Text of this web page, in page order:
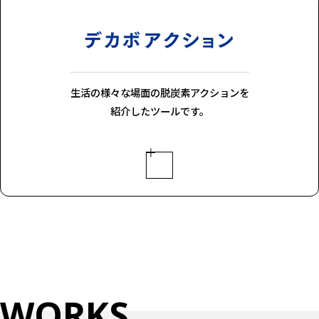
生活の様々な場面の脱炭素アクションを
紹介したツールです。